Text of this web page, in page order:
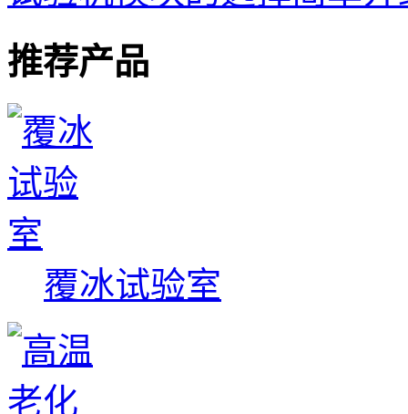
推荐产品
覆冰试验室